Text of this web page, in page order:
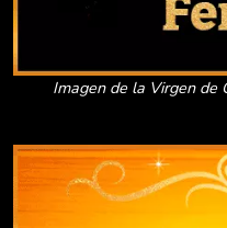
Imagen de la Virgen de